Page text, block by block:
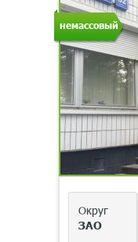
немассовый
Округ
ЗАО